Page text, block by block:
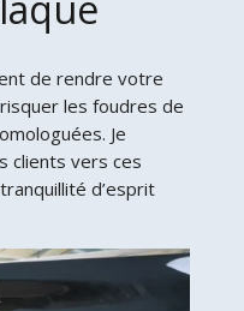
de rendre votre
les foudres de
Je
clients vers ces
d’esprit